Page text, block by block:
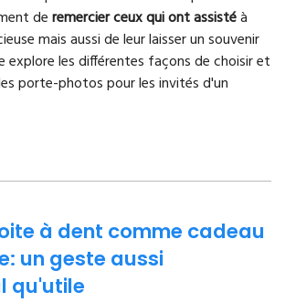
deremercier ceux qui ont assistéà
mais aussi de leur laisser un souvenir
explore les différentes façons de choisir et
porte-photos pour les invités d'un
à dent comme cadeau
un geste aussi
qu'utile